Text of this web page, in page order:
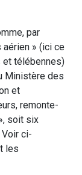
par
» (ici ce
et télébennes)
Ministère des
et
remonte-
soit six
ci-
les